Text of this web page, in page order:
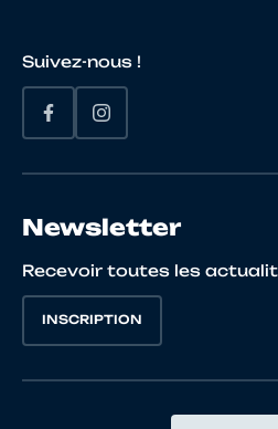
Suivez-nous !
Newsletter
Recevoir toutes les
INSCRIPTION